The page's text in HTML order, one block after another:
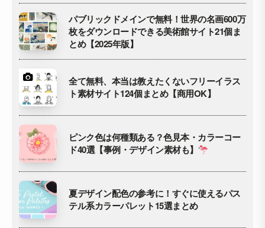
パブリックドメインで無料！世界の名画600万
枚をダウンロードできる美術館サイト21個ま
とめ【2025年版】
全て無料、本当は教えたくないフリーイラス
ト素材サイト124個まとめ【商用OK】
ピンク色は何種類ある？色見本・カラーコー
ド40選【事例・デザイン素材も】
夏デザイン配色の参考に！すぐに使えるパス
テル系カラーパレット15選まとめ